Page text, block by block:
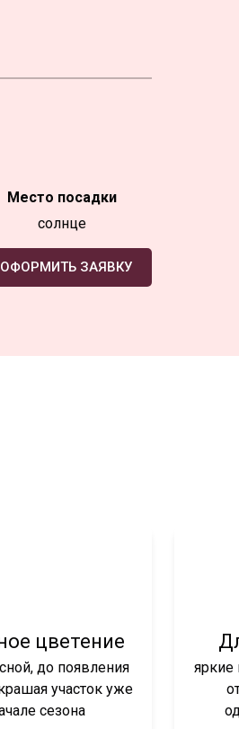
Место посадки
солнце
ОФОРМИТЬ ЗАЯВКУ
цветение
до появления
участок уже
сезона
яркие